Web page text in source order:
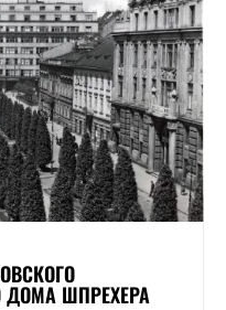
ДОМА ШПРЕХЕРА